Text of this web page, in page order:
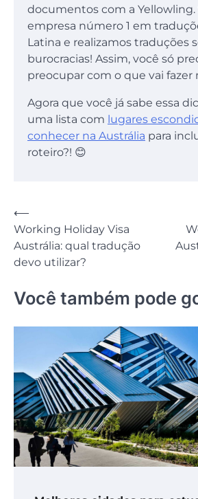
documentos com a Yellowling.
empresa número 1 em
Latina e realizamos traduções
burocracias! Assim, você só
preocupar com o que vai fazer
Agora que você já sabe essa
uma lista com lugares
conhecer na Austrália para
roteiro?! 😊
Navegação
de
Post
⟵
Working Holiday Visa
Austrália: qual tradução
devo utilizar?
Você também pode